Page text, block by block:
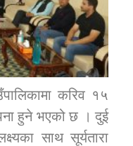
जुम्लाको सुचना
जुम्लाकाे सुचनाकरिव १५
हुने भएको छ । दुई
साथ सूर्यतारा